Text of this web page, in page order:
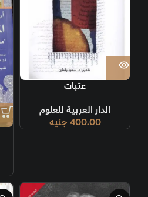
عتبات
الدار العربية للعلوم
400.00 جنيه